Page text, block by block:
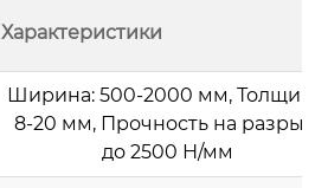
Характеристики
Ширина: 500-2000 мм,
8-20 мм, Прочность на
до 2500 Н/мм